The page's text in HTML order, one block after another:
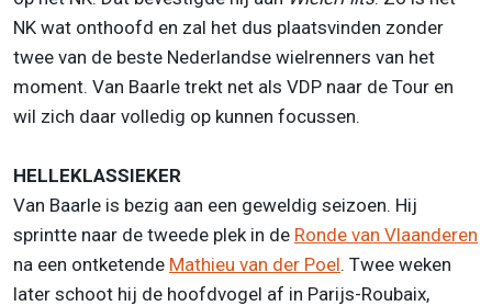
NK wat onthoofd en zal het dus plaatsvinden zonder
twee van de beste Nederlandse wielrenners van het
moment. Van Baarle trekt net als VDP naar de Tour en
wil zich daar volledig op kunnen focussen.
HELLEKLASSIEKER
Van Baarle is bezig aan een geweldig seizoen. Hij
sprintte naar de tweede plek in de Ronde van Vlaanderen
na een ontketende Mathieu van der Poel. Twee weken
later schoot hij de hoofdvogel af in Parijs-Roubaix,